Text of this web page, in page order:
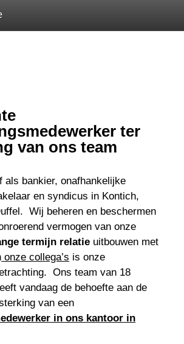
ter
van ons team
als bankier, onafhankelijke
en syndicus in Kontich,
Wij beheren en beschermen
vermogen van onze
termijn relatie uitbouwen met
onze collega’s is onze
Ons team van 18
vandaag de behoefte aan de
van een
in ons kantoor in